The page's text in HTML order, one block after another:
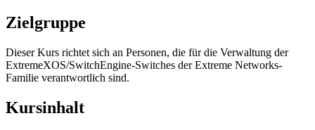
Zielgruppe
Dieser Kurs richtet sich an Personen, die für die Verwaltung der
ExtremeXOS/SwitchEngine-Switches der Extreme Networks-
Familie verantwortlich sind.
Kursinhalt